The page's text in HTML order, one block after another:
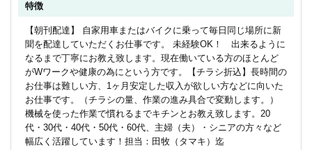
特徴
【朝刊配達】 自家用車またはバイクに乗って毎日同じ場所に新
聞を配達していただくお仕事です。 未経験OK！ 出来るように
なるまで丁寧にお教え致します。現在働いている方のほとんど
がWワークや健康の為にという方です。【チラシ折込】長時間の
お仕事は難しい方、1ヶ月安定した収入が欲しい方などに向いた
お仕事です。（チラシの量、作業の進み具合で変動します。）
機械を使った作業で慣れるまでキチンとお教え致します。20
代・30代・40代・50代・60代、主婦（夫）・シニアの方々など
幅広く活躍しています！担当：田牧（タマキ）迄